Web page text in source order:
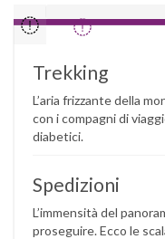
Trekking
L’aria frizzante della
con i compagni di
diabetici.
Spedizioni
L’immensità del
proseguire. Ecco le